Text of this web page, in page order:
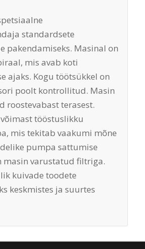
standardsete
pakendamiseks. Masinal on
mis avab koti
ajaks. Kogu töötsükkel on
poolt kontrollitud. Masin
roostevabast terasest.
tööstuslikku
mis tekitab vaakumi mõne
pumpa sattumise
masin varustatud filtriga.
kuivade toodete
keskmistes ja suurtes